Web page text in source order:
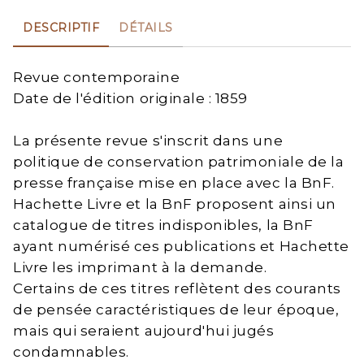
DESCRIPTIF DÉTAILS
Revue contemporaine
Date de l'édition originale : 1859
La présente revue s'inscrit dans une
politique de conservation patrimoniale de la
presse française mise en place avec la BnF.
Hachette Livre et la BnF proposent ainsi un
catalogue de titres indisponibles, la BnF
ayant numérisé ces publications et Hachette
Livre les imprimant à la demande.
Certains de ces titres reflètent des courants
de pensée caractéristiques de leur époque,
mais qui seraient aujourd'hui jugés
condamnables.